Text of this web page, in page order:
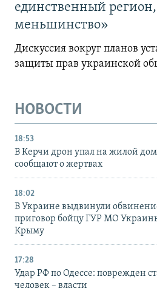
единственный
меньшинство»
Дискуссия вокруг планов
защиты прав украинской
НОВОСТИ
18:53
В Керчи дрон упал на жилой
сообщают о жертвах
18:02
В Украине выдвинули
приговор бойцу ГУР МО
Крыму
17:28
Удар РФ по Одессе: поврежден
человек – власти